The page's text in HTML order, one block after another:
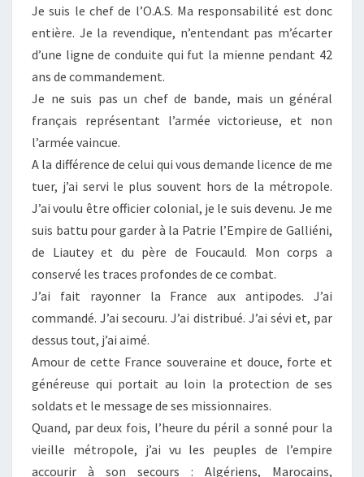
Je suis le chef de l’O.A.S. Ma responsabilité est donc
entière. Je la revendique, n’entendant pas m’écarter
d’une ligne de conduite qui fut la mienne pendant 42
ans de commandement.
Je ne suis pas un chef de bande, mais un général
français représentant l’armée victorieuse, et non
l’armée vaincue.
A la différence de celui qui vous demande licence de me
tuer, j’ai servi le plus souvent hors de la métropole.
J’ai voulu être officier colonial, je le suis devenu. Je me
suis battu pour garder à la Patrie l’Empire de Galliéni,
de Liautey et du père de Foucauld. Mon corps a
conservé les traces profondes de ce combat.
J’ai fait rayonner la France aux antipodes. J’ai
commandé. J’ai secouru. J’ai distribué. J’ai sévi et, par
dessus tout, j’ai aimé.
Amour de cette France souveraine et douce, forte et
généreuse qui portait au loin la protection de ses
soldats et le message de ses missionnaires.
Quand, par deux fois, l’heure du péril a sonné pour la
vieille métropole, j’ai vu les peuples de l’empire
accourir à son secours : Algériens, Marocains,